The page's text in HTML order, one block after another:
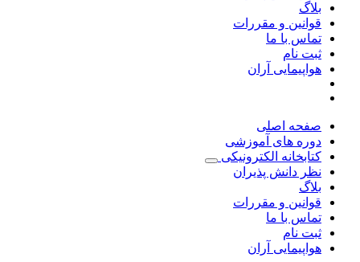
بلاگ
قوانین و مقررات
تماس با ما
ثبت نام
هواپیمایی آران
صفحه اصلی
دوره های آموزشی
کتابخانه الکترونیکی
نظر دانش پذیران
بلاگ
قوانین و مقررات
تماس با ما
ثبت نام
هواپیمایی آران